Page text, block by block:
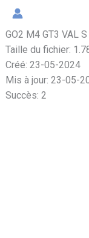
Aller
contenu
GO2 M4 GT3 VAL
Taille du fichier:
Créé: 23-05-2024
Mis à jour: 23-05-
Succès: 2